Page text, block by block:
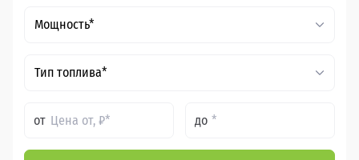
Мощность*
Тип топлива*
от до